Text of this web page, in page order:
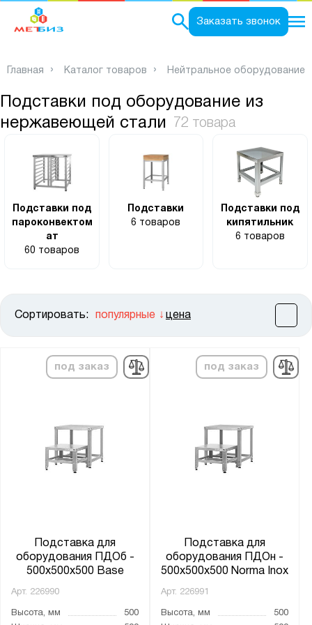
Заказать звонок
Главная Каталог товаров Нейтральное оборудование
Подставки под оборудование из
нержавеющей стали
72 товара
Подставки под
пароконвектом
ат
60 товаров
Подставки
6 товаров
Подставки под
кипятильник
6 товаров
Сортировать: популярные цена
под заказ
Подставка для
оборудования ПДОб -
500x500x500 Base
Арт. 226990
Высота, мм
500
под заказ
Подставка для
оборудования ПДОн -
500x500x500 Norma Inox
Арт. 226991
Высота, мм
500
Ширина, мм:
от до